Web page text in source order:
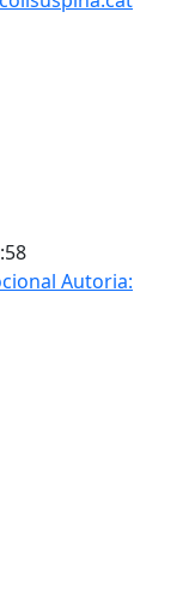
Autoria: